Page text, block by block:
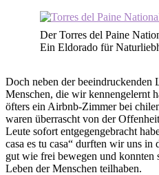
Der Torres del Paine
Ein Eldorado für
Doch neben der beeindruckenden
Menschen, die wir kennengelernt
öfters ein Airbnb-Zimmer bei
waren überrascht von der
Leute sofort entgegengebracht
casa es tu casa“ durften wir uns
gut wie frei bewegen und konnten
Leben der Menschen teilhaben.